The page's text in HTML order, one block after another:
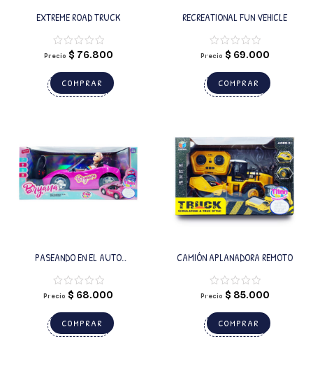
EXTREME ROAD TRUCK
Precio $ 76.800
COMPRAR
RECREATIONAL FUN VEHICLE
Precio $ 69.000
COMPRAR
PASEANDO EN EL AUTO
CONVERTIBLE BRYANA
Precio $ 68.000
COMPRAR
CAMIÓN APLANADORA REMOTO
Precio $ 85.000
COMPRAR